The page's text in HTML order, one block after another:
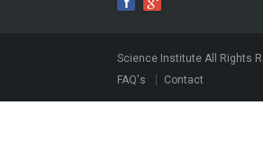
Science Institute All Rights
FAQ's
Contact